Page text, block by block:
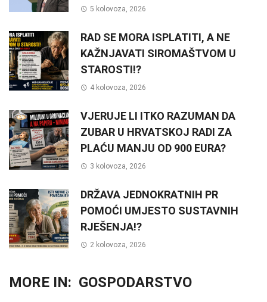
5 kolovoza, 2026
RAD SE MORA ISPLATITI, A NE
KAŽNJAVATI SIROMAŠTVOM U
STAROSTI!?
4 kolovoza, 2026
VJERUJE LI ITKO RAZUMAN DA
ZUBAR U HRVATSKOJ RADI ZA
PLAĆU MANJU OD 900 EURA?
3 kolovoza, 2026
DRŽAVA JEDNOKRATNIH PR
POMOĆI UMJESTO SUSTAVNIH
RJEŠENJA!?
2 kolovoza, 2026
MORE IN: GOSPODARSTVO